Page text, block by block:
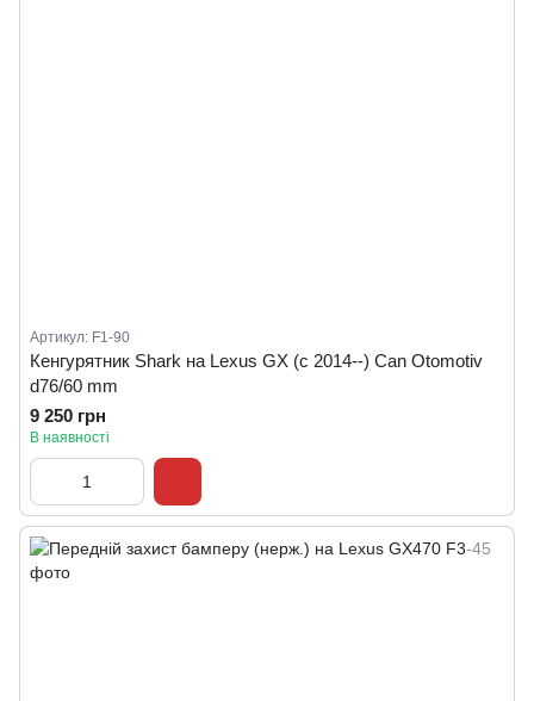
Артикул: F1-90
Кенгурятник Shark на Lexus GX (c 2014--) Can Otomotiv
d76/60 mm
9 250 грн
В наявності